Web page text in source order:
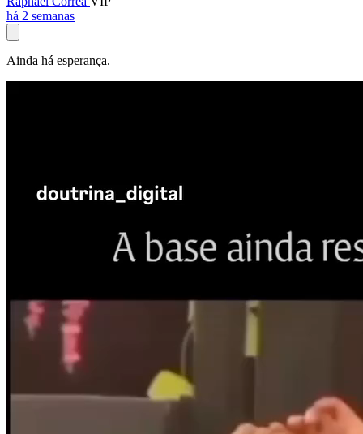
há 2 semanas
Ainda há esperança.